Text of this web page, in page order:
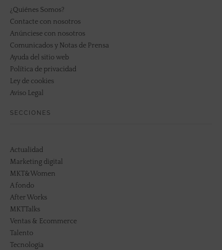
¿Quiénes Somos?
Contacte con nosotros
Anúnciese con nosotros
Comunicados y Notas de Prensa
Ayuda del sitio web
Política de privacidad
Ley de cookies
Aviso Legal
SECCIONES
Actualidad
Marketing digital
MKT&Women
A fondo
After Works
MKTTalks
Ventas & Ecommerce
Talento
Tecnología